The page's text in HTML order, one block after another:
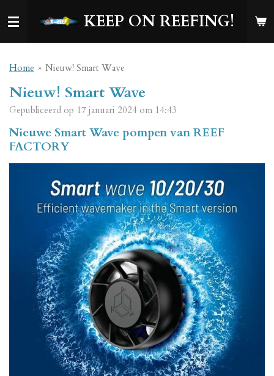
direct
hoofdinhoud
KEEP ON REEFING!
Home » Nieuw! Smart Wave
Nieuw! Smart Wave
Gepubliceerd op 17 januari 2024 om 14:43
Nieuwe Smart Wave pompen van REEF
FACTORY